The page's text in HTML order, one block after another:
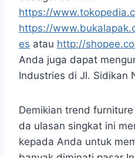
https://
https://
es atau http://
Anda juga dapat
Industries di Jl. Sidikan
Demikian trend
da ulasan singkat ini
kepada Anda untuk